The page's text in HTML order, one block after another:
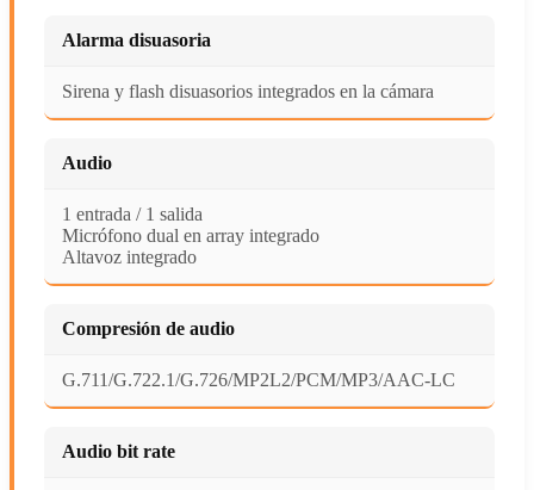
Alarma disuasoria
Sirena y flash disuasorios integrados en la cámara
Audio
1 entrada / 1 salida
Micrófono dual en array integrado
Altavoz integrado
Compresión de audio
G.711/G.722.1/G.726/MP2L2/PCM/MP3/AAC-LC
Audio bit rate